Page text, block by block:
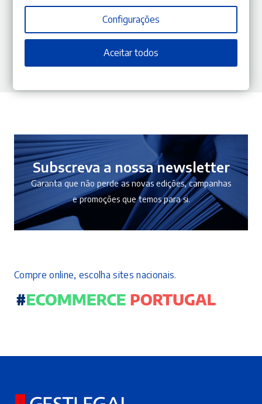
preço
era:
preço
é:
Procedimentos extrajudiciais e processos especiais em contexto de
Anabela Quintanilha ,Ana Raquel Barbosa
Pedro Pinheiro Torres,Susana Pereira,Vitória Andrade e Silva
Subscreva a nossa newsletter
Garanta que não perde as novas edições, campanhas
e promoções que temos para si.
Compre online, escolha sites nacionais.
Configurações
Aceitar todos